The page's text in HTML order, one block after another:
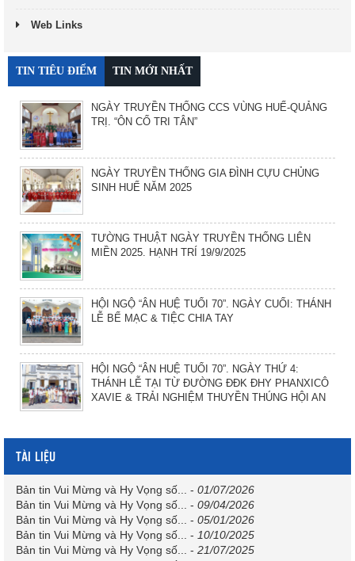
Web Links
TIN TIÊU ĐIỂM TIN MỚI NHẤT
NGÀY TRUYỀN THỐNG CCS VÙNG HUẾ-QUẢNG
TRỊ. “ÔN CỐ TRI TÂN”
NGÀY TRUYỀN THỐNG GIA ĐÌNH CỰU CHỦNG
SINH HUẾ NĂM 2025
TƯỜNG THUẬT NGÀY TRUYỀN THỐNG LIÊN
MIỀN 2025. HẠNH TRÍ 19/9/2025
HỘI NGỘ “ÂN HUỆ TUỔI 70”. NGÀY CUỐI: THÁNH
LỄ BẾ MẠC & TIỆC CHIA TAY
HỘI NGỘ “ÂN HUỆ TUỔI 70”. NGÀY THỨ 4:
THÁNH LỄ TẠI TỪ ĐƯỜNG ĐĐK ĐHY PHANXICÔ
XAVIE & TRẢI NGHIỆM THUYỀN THÚNG HỘI AN
TÀI LIỆU
Bản tin Vui Mừng và Hy Vọng số... - 01/07/2026
Bản tin Vui Mừng và Hy Vọng số... - 09/04/2026
Bản tin Vui Mừng và Hy Vọng số... - 05/01/2026
Bản tin Vui Mừng và Hy Vọng số... - 10/10/2025
Bản tin Vui Mừng và Hy Vọng số... - 21/07/2025